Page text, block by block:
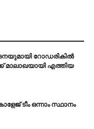
റോഡരികില്‍
മാലാഖയായി എത്തിയ
ടീം ഒന്നാം സ്ഥാനം